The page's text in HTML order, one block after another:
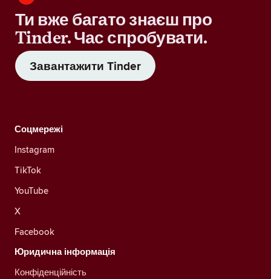
Ти вже багато знаєш про
Tinder. Час спробувати.
Завантажити Tinder
Соцмережі
Instagram
TikTok
YouTube
X
Facebook
Юридична інформація
Конфіденційність